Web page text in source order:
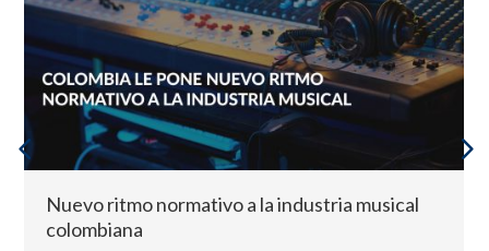
Nuevo ritmo normativo a la industria musical
colombiana